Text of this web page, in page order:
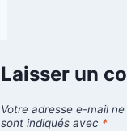
Laisser un
Votre adresse e-mail
sont indiqués avec *